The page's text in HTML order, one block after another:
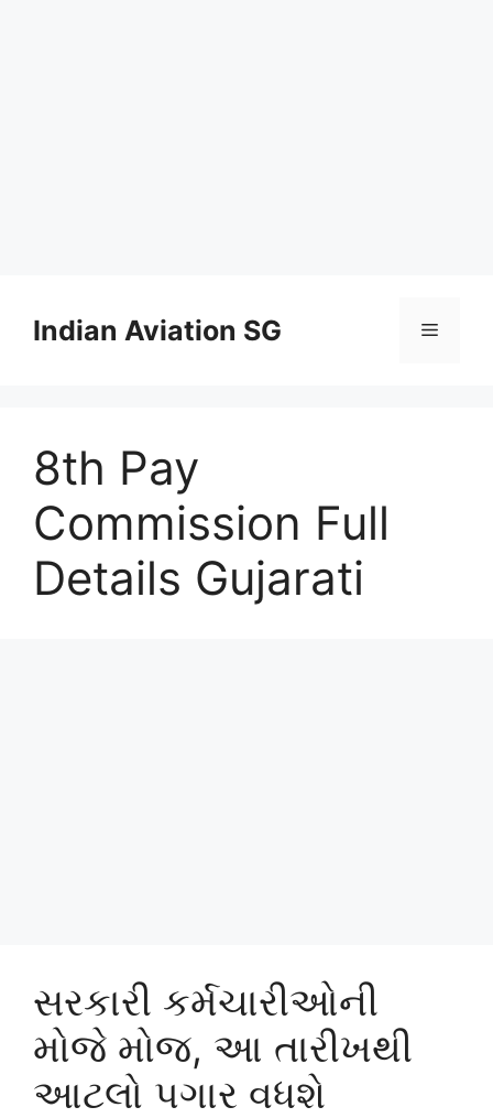
contentIndian Aviation SG Menu
8th Pay
Commission Full
Details Gujarati
સરકારી કર્મચારીઓની
મોજે મોજ, આ તારીખથી
આટલો પગાર વધશે